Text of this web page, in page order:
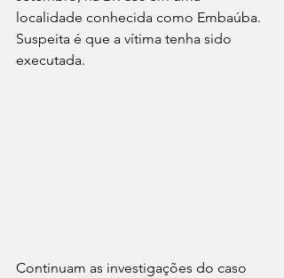
localidade conhecida como Embaúba.
Suspeita é que a vítima tenha sido
executada.
Continuam as investigações do caso